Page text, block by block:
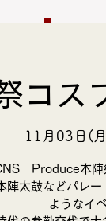
デル募集
コス
11月03日(
Produce本陣
陣太鼓などパレ
ようなイ